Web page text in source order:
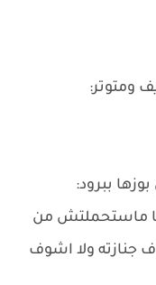
ومتوتر:
ببرود:
ماستحملتش من
جنازته ولا اشوف